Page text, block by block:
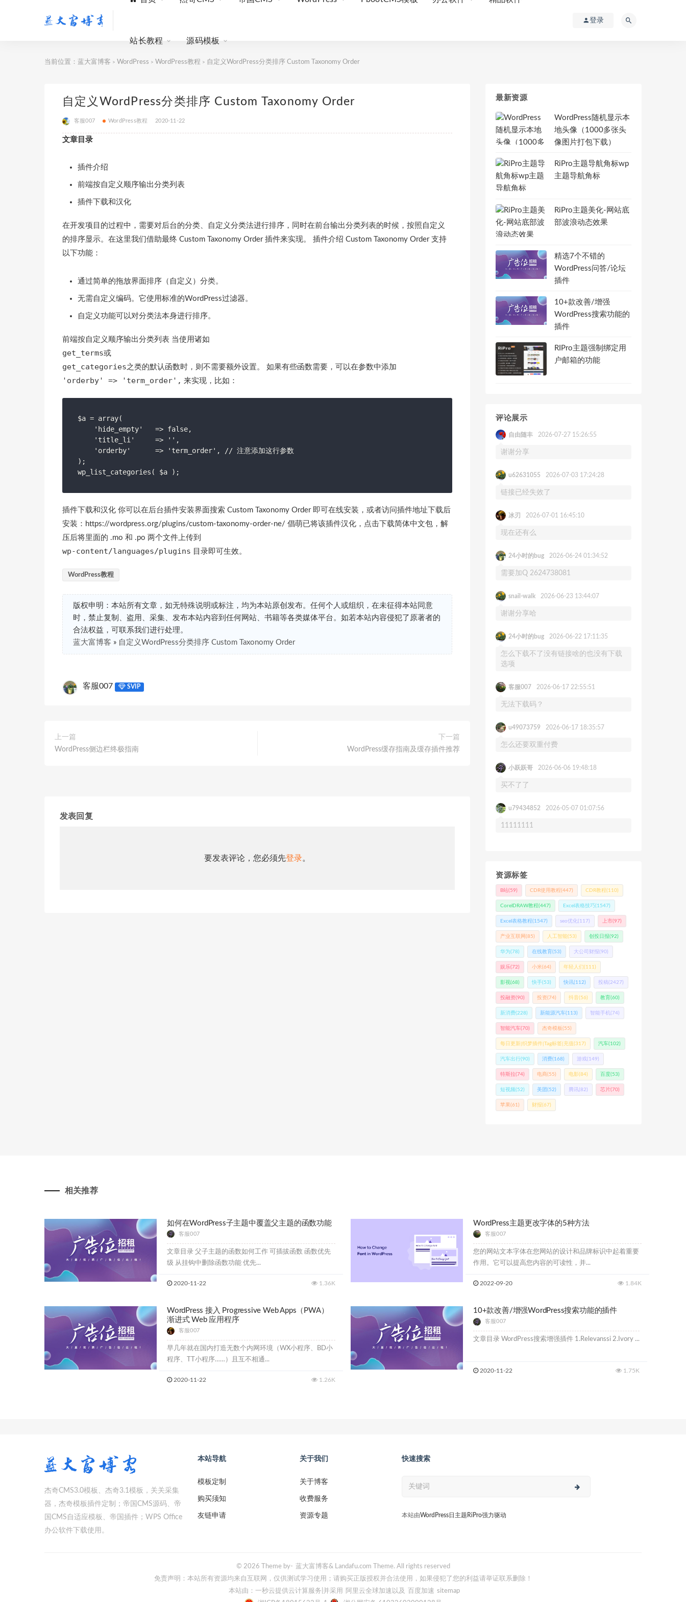
站长教程 源码模板
登录
当前位置： 蓝大富博客 > WordPress > WordPress教程 > 自定义WordPress分类排序 Custom Taxonomy Order
自定义WordPress分类排序 Custom Taxonomy Order
客服007 WordPress教程 2020-11-22
文章目录
插件介绍
前端按自定义顺序输出分类列表
插件下载和汉化
在开发项目的过程中，需要对后台的分类、自定义分类法进行排序，同时在前台输出分类列表的时候，按照自定义
的排序显示。在这里我们借助最终 Custom Taxonomy Order 插件来实现。 插件介绍 Custom Taxonomy Order 支持
以下功能：
通过简单的拖放界面排序（自定义）分类。
无需自定义编码。它使用标准的WordPress过滤器。
自定义功能可以对分类法本身进行排序。
前端按自定义顺序输出分类列表 当使用诸如
get_terms或
get_categories之类的默认函数时，则不需要额外设置。 如果有些函数需要，可以在参数中添加
'orderby' => 'term_order', 来实现，比如：
$a = array(
    'hide_empty'   => false,
    'title_li'     => '',
    'orderby'      => 'term_order', // 注意添加这行参数
);
wp_list_categories( $a );
插件下载和汉化 你可以在后台插件安装界面搜索 Custom Taxonomy Order 即可在线安装，或者访问插件地址下载后
安装：https://wordpress.org/plugins/custom-taxonomy-order-ne/ 倡萌已将该插件汉化，点击下载简体中文包，解
压后将里面的 .mo 和 .po 两个文件上传到
wp-content/languages/plugins 目录即可生效。
WordPress教程
版权申明：本站所有文章，如无特殊说明或标注，均为本站原创发布。任何个人或组织，在未征得本站同意
时，禁止复制、盗用、采集、发布本站内容到任何网站、书籍等各类媒体平台。如若本站内容侵犯了原著者的
合法权益，可联系我们进行处理。
蓝大富博客 » 自定义WordPress分类排序 Custom Taxonomy Order
客服007 SVIP
上一篇
WordPress侧边栏终极指南
下一篇
WordPress缓存指南及缓存插件推荐
发表回复
要发表评论，您必须先登录。
最新资源
WordPress随机显示本
地头像（1000多张头
像图片打包下载）
RiPro主题导航角标wp
主题导航角标
RiPro主题美化-网站底
部波浪动态效果
精选7个不错的
WordPress问答/论坛
插件
10+款改善/增强
WordPress搜索功能的
插件
RIPro主题强制绑定用
户邮箱的功能
评论展示
自由随丰 2026-07-27 15:26:55
谢谢分享
u62631055 2026-07-03 17:24:28
链接已经失效了
冰刃 2026-07-01 16:45:10
现在还有么
24小时的bug 2026-06-24 01:34:52
需要加Q 2624738081
snail-walk 2026-06-23 13:44:07
谢谢分享哈
24小时的bug 2026-06-22 17:11:35
怎么下载不了没有链接啥的也没有下载
选项
客服007 2026-06-17 22:55:51
无法下载码？
u49073759 2026-06-17 18:35:57
怎么还要双重付费
小跃跃哥 2026-06-06 19:48:18
买不了了
u79434852 2026-05-07 01:07:56
11111111
资源标签
B站(59) CDR使用教程(447) CDR教程(110)
CorelDRAW教程(447) Excel表格技巧(1547)
Excel表格教程(1547) seo优化(117) 上市(97)
产业互联网 (85) 人工智能(53) 创投日报(92)
华为(78) 在线教育(53) 大公司财报(90)
娱乐(72) 小米(64) 年轻人们 (111)
影视(68) 快手(53) 快讯(112) 投稿 (2427)
投融资(90) 投资(74) 抖音(56) 教育(60)
新消费(228) 新能源汽车(113) 智能手机 (74)
智能汽车(70) 杰奇模板(55)
每日更新|织梦插件|Tag标签|充值(317) 汽车(102)
汽车出行(90) 消费(168) 游戏(149)
特斯拉(74) 电商(55) 电影(84) 百度(53)
短视频(52) 美团 (52) 腾讯(82) 芯片(70)
苹果(61) 财报(67)
相关推荐
如何在WordPress子主题中覆盖父主题的函数功能
客服007
文章目录 父子主题的函数如何工作 可插拔函数 函数优先
级 从挂钩中删除函数功能 优先...
2020-11-22 1.36K
WordPress主题更改字体的5种方法
客服007
您的网站文本字体在您网站的设计和品牌标识中起着重要
作用。它可以提高您内容的可读性，并...
2022-09-20 1.84K
WordPress 接入 Progressive Web Apps（PWA）
渐进式 Web 应用程序
客服007
早几年就在国内打造无数个内网环境（WX小程序、BD小
程序、TT小程序……）且互不相通...
2020-11-22 1.26K
10+款改善/增强WordPress搜索功能的插件
客服007
文章目录 WordPress搜索增强插件 1.Relevanssi 2.Ivory ...
2020-11-22 1.75K
杰奇CMS3.0模板、杰奇3.1模板，关关采集
器，杰奇模板插件定制；帝国CMS源码、帝
国CMS自适应模板、帝国插件；WPS Office
办公软件下载使用。
本站导航
模板定制
购买须知
友链申请
关于我们
关于博客
收费服务
资源专题
快速搜索
本站由WordPress日主题RiPro强力驱动
© 2026 Theme by- 蓝大富博客& Landafu.com Theme. All rights reserved
免责声明：本站所有资源均来自互联网，仅供测试学习使用；请购买正版授权并合法使用，如果侵犯了您的利益请举证联系删除！
本站由：一秒云提供云计算服务 |并采用 阿里云全球加速 以及 百度加速 sitemap